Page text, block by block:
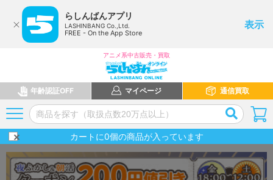
らしんばんアプリ
LASHINBANG Co.,Ltd.
FREE - On the App Store
表示
アニメ系中古販売・買取
年齢認証OFF マイページ 通信買取
カートに0個の商品が入っています